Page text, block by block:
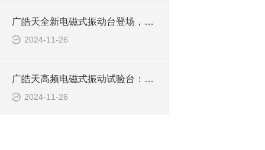
广皓天全新电磁式振动台登场，温湿度测试步入高效快车道！
2024-11-26
广皓天高频电磁式振动试验台：北京电池企业创新 “共振神器” 已就位
2024-11-26